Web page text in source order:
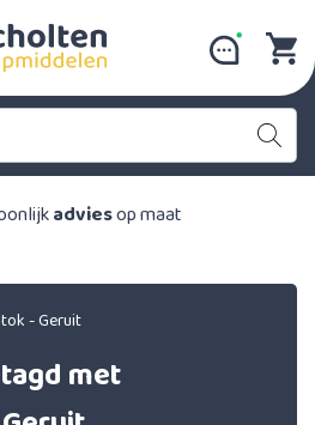
adviesop maat
- Geruit
met